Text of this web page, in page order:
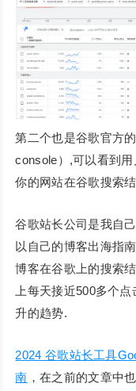
第二个也是谷歌官方
console）,可以看到
你的网站在谷歌搜索
谷歌站长公司是我自
以自己的博客出海指
博客在谷歌上的搜索
上每天接近500多个
升的趋势.
2024 谷歌站长工具
南 ，在之前的文章中